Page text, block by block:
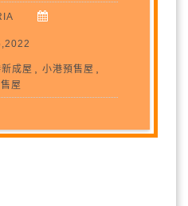
成屋 ,小港預售屋
屋